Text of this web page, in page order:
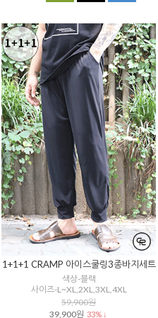
1+1+1 CRAMP 아이스쿨링3종바지세트
색상-블랙
사이즈-L~XL,2XL,3XL,4XL
59,900원
39,900원 33% ↓